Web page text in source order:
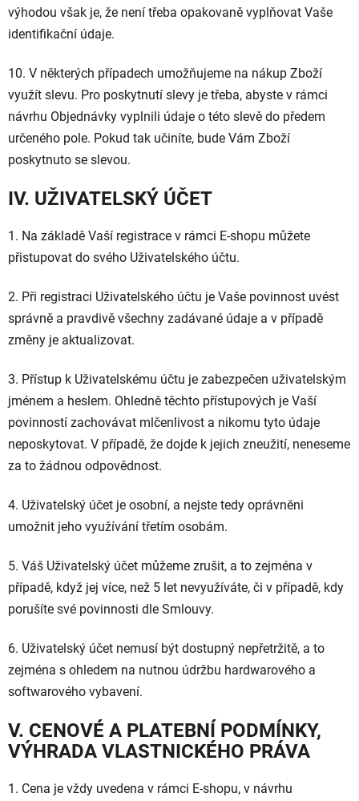
výhodou však je, že není třeba opakovaně vyplňovat Vaše
identifikační údaje.
10. V některých případech umožňujeme na nákup Zboží
využít slevu. Pro poskytnutí slevy je třeba, abyste v rámci
návrhu Objednávky vyplnili údaje o této slevě do předem
určeného pole. Pokud tak učiníte, bude Vám Zboží
poskytnuto se slevou.
IV. UŽIVATELSKÝ ÚČET
1. Na základě Vaší registrace v rámci E-shopu můžete
přistupovat do svého Uživatelského účtu.
2. Při registraci Uživatelského účtu je Vaše povinnost uvést
správně a pravdivě všechny zadávané údaje a v případě
změny je aktualizovat.
3. Přístup k Uživatelskému účtu je zabezpečen uživatelským
jménem a heslem. Ohledně těchto přístupových je Vaší
povinností zachovávat mlčenlivost a nikomu tyto údaje
neposkytovat. V případě, že dojde k jejich zneužití, neneseme
za to žádnou odpovědnost.
4. Uživatelský účet je osobní, a nejste tedy oprávněni
umožnit jeho využívání třetím osobám.
5. Váš Uživatelský účet můžeme zrušit, a to zejména v
případě, když jej více, než 5 let nevyužíváte, či v případě, kdy
porušíte své povinnosti dle Smlouvy.
6. Uživatelský účet nemusí být dostupný nepřetržitě, a to
zejména s ohledem na nutnou údržbu hardwarového a
softwarového vybavení.
V. CENOVÉ A PLATEBNÍ PODMÍNKY,
VÝHRADA VLASTNICKÉHO PRÁVA
1. Cena je vždy uvedena v rámci E-shopu, v návrhu